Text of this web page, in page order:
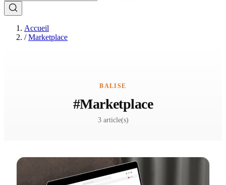
Accueil
/ Marketplace
BALISE
#Marketplace
3 article(s)